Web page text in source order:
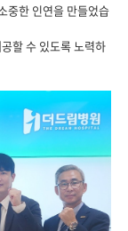
중한 인연을 만들었습
할 수 있도록 노력하